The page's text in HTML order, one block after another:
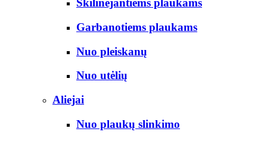
Skilinėjantiems plaukams
Garbanotiems plaukams
Nuo pleiskanų
Nuo utėlių
Aliejai
Nuo plaukų slinkimo